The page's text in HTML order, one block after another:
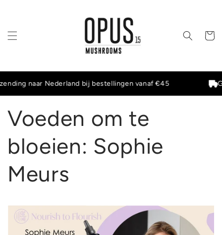
naar Nederland bij bestellingen vanaf €45
Voeden om te
bloeien: Sophie
Meurs